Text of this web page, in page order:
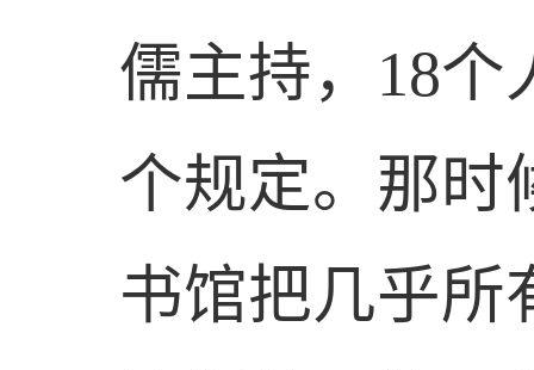
儒主持， 18个
个规定。那时
书馆把几乎所